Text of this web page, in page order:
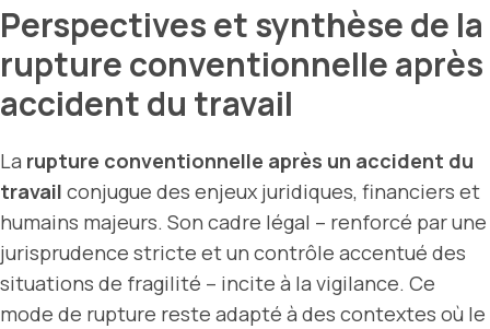
Perspectives et synthèse de la
rupture conventionnelle après
accident du travail
La rupture conventionnelle après un accident du
travail conjugue des enjeux juridiques, financiers et
humains majeurs. Son cadre légal – renforcé par une
jurisprudence stricte et un contrôle accentué des
situations de fragilité – incite à la vigilance. Ce
mode de rupture reste adapté à des contextes où le